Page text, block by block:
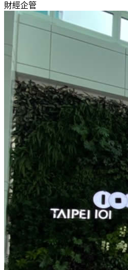
財經企管